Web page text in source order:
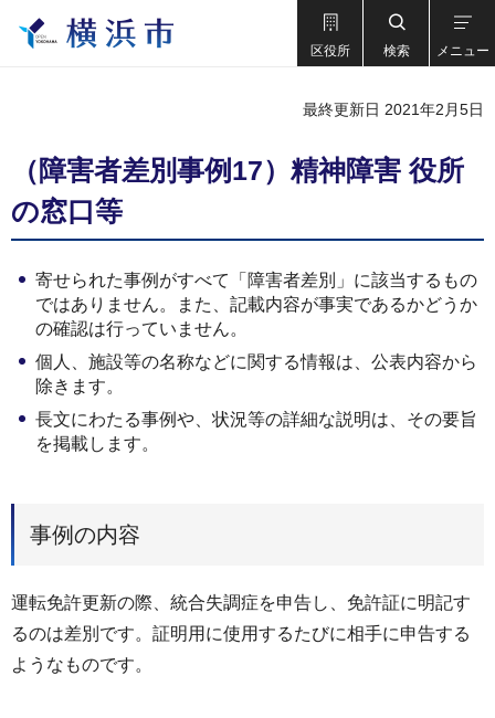
区役所 検索 メニュー
最終更新日 2021年2月5日
（障害者差別事例17）精神障害 役所
の窓口等
寄せられた事例がすべて「障害者差別」に該当するもの
ではありません。また、記載内容が事実であるかどうか
の確認は行っていません。
個人、施設等の名称などに関する情報は、公表内容から
除きます。
長文にわたる事例や、状況等の詳細な説明は、その要旨
を掲載します。
事例の内容
運転免許更新の際、統合失調症を申告し、免許証に明記す
るのは差別です。証明用に使用するたびに相手に申告する
ようなものです。